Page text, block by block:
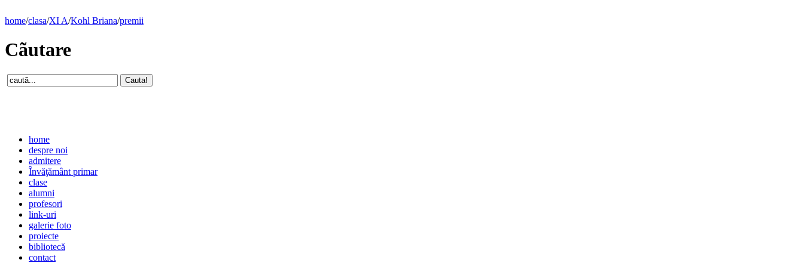
home/clasa/XI A/Kohl Briana/premii
Cãutare
home
despre noi
admitere
Învăţământ primar
clase
alumni
profesori
link-uri
galerie foto
proiecte
bibliotecă
contact